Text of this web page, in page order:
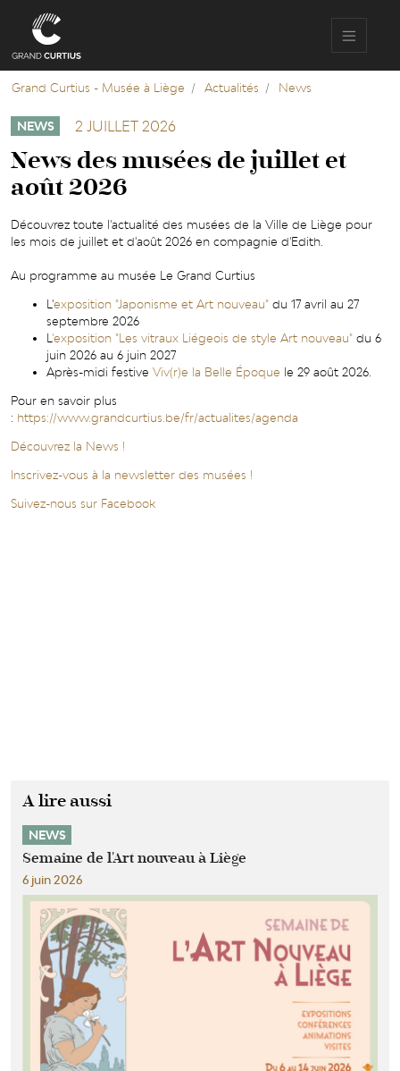
contenu
principal
Grand Curtius - Musée à Liège
Actualités News
NEWS 2 JUILLET 2026
News des musées de juillet et
août 2026
Découvrez toute l'actualité des musées de la Ville de Liège pour
les mois de juillet et d'août 2026 en compagnie d'Edith.
Au programme au musée Le Grand Curtius
L'exposition "Japonisme et Art nouveau" du 17 avril au 27
septembre 2026
L 'exposition "Les vitraux Liégeois de style Art nouveau" du 6
juin 2026 au 6 juin 2027
Après-midi festive Viv(r)e la Belle Époque le 29 août 2026.
Pour en savoir plus
: https://www.grandcurtius.be/fr/actualites/agenda
Découvrez la News !
Inscrivez-vous à la newsletter des musées !
Suivez-nous sur Facebook
A lire aussi
NEWS
Semaine de l'Art nouveau à Liège
6 juin 2026